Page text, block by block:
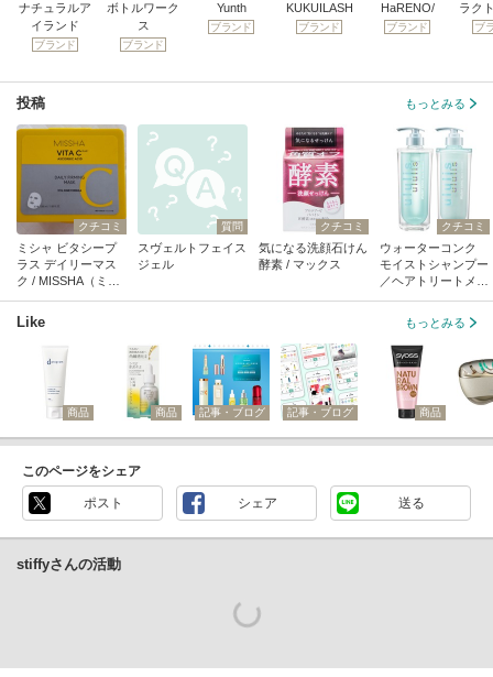
ナチュラルア
イランド
ブランド
ボトルワーク
ス
ブランド
Yunth
ブランド
KUKUILASH
ブランド
HaRENO/
ブランド
ラク
ブ
投稿 もっとみる
クチコミ
ミシャ ビタシープ
ラス デイリーマス
ク / MISSHA（ミシ
質問
スヴェルトフェイス
ジェル
クチコミ
気になる洗顔石けん
酵素 / マックス
クチコミ
ウォーターコンク
モイストシャンプー
／ヘアトリートメン
Like もっとみる
商品 商品 記事・ブログ 記事・ブログ 商品
このページをシェア
ポスト シェア 送る
stiffyさんの活動